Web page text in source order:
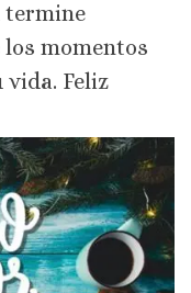
termine
momentos
vida. Feliz